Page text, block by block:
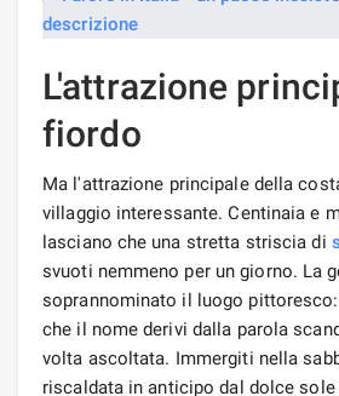
L'attrazione
fiordo
Ma l'attrazione principale della
villaggio interessante. Centinaia e
lasciano che una stretta striscia di
svuoti nemmeno per un giorno. La
soprannominato il luogo
che il nome derivi dalla parola
volta ascoltata. Immergiti nella
riscaldata in anticipo dal dolce sole